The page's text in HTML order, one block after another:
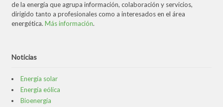
de la energía que agrupa información, colaboración y servicios,
dirigido tanto a profesionales como a interesados en el área
energética. Más información.
Noticias
Energía solar
Energía eólica
Bioenergía